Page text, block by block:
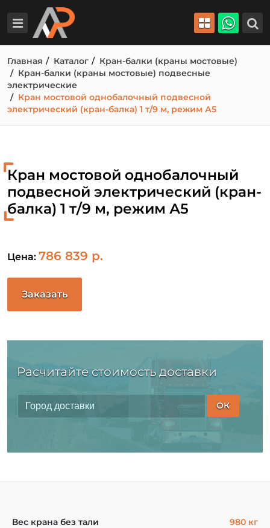
Главная Каталог
Кран-балки (краны мостовые)
Кран-балки (краны мостовые) подвесные
электрические
Кран мостовой однобалочный подвесной
электрический (кран-балка) 1 т/9 м, режим А5
Кран мостовой однобалочный
подвесной электрический (кран-
балка) 1 т/9 м, режим А5
Цена: 786 839 р.
Заказать
Расчитайте стоимость доставки
ОК
Вес крана без тали 980 кг